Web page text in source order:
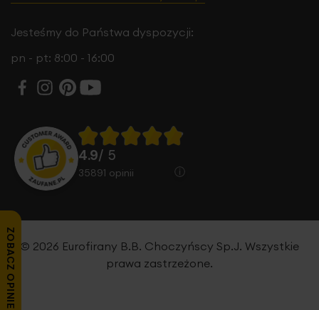
Jesteśmy do Państwa dyspozycji:
pn - pt: 8:00 - 16:00
4.9/ 5
35891 opinii
ZOBACZ OPINIE © 2026 Eurofirany B.B. Choczyńscy Sp.J. Wszystkie
prawa zastrzeżone.